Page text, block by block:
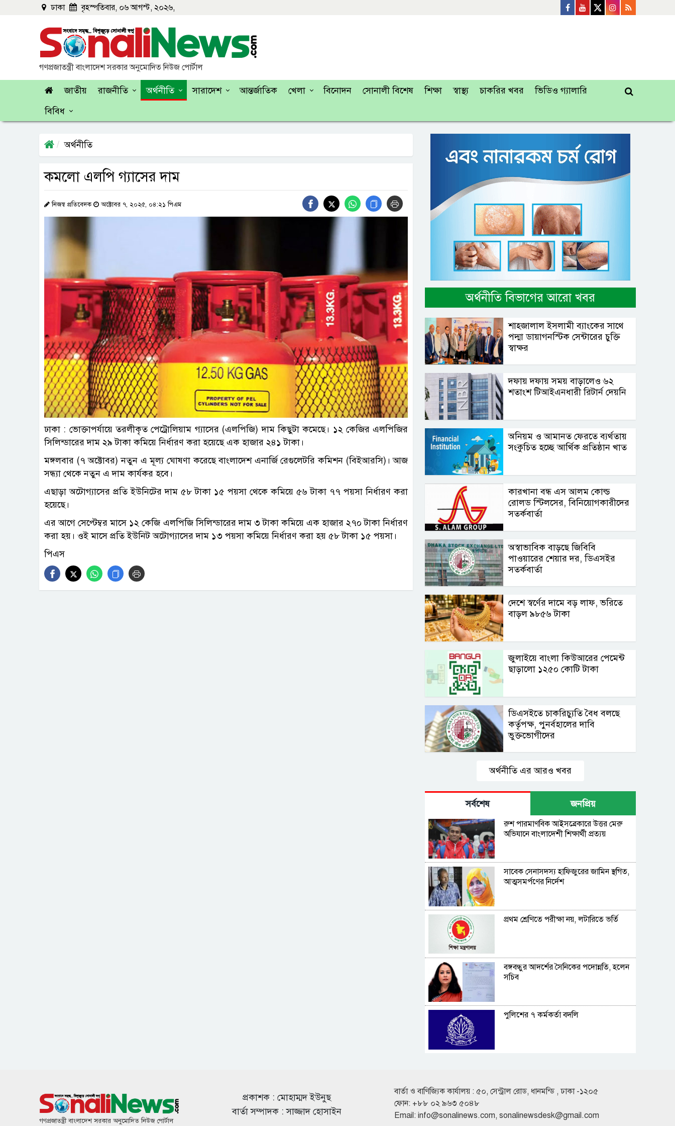
ঢাকা বৃহস্পতিবার, ০৬ আগস্ট, ২০২৬,
গণপ্রজাতন্ত্রী বাংলাদেশ সরকার অনুমোদিত নিউজ পোর্টাল
জাতীয় রাজনীতি অর্থনীতি সারাদেশ আন্তর্জাতিক খেলা বিনোদন সোনালী বিশেষ শিক্ষা স্বাস্থ্য চাকরির খবর
ভিডিও গ্যালারি
বিবিধ
অর্থনীতি
কমলো এলপি গ্যাসের দাম
নিজস্ব প্রতিবেদক অক্টোবর ৭, ২০২৫, ০৪:২১ পিএম
ছবি : সংগৃহীত
ঢাকা : ভোক্তাপর্যায়ে তরলীকৃত পেট্রোলিয়াম গ্যাসের (এলপিজি) দাম কিছুটা কমেছে। ১২ কেজির এলপিজির
সিলিন্ডারের দাম ২৯ টাকা কমিয়ে নির্ধারণ করা হয়েছে এক হাজার ২৪১ টাকা।
মঙ্গলবার (৭ অক্টোবর) নতুন এ মূল্য ঘোষণা করেছে বাংলাদেশ এনার্জি রেগুলেটরি কমিশন (বিইআরসি)। আজ
সন্ধ্যা থেকে নতুন এ দাম কার্যকর হবে।
এছাড়া অটোগ্যাসের প্রতি ইউনিটের দাম ৫৮ টাকা ১৫ পয়সা থেকে কমিয়ে ৫৬ টাকা ৭৭ পয়সা নির্ধারণ করা
হয়েছে।
এর আগে সেপ্টেম্বর মাসে ১২ কেজি এলপিজি সিলিন্ডারের দাম ৩ টাকা কমিয়ে এক হাজার ২৭০ টাকা নির্ধারণ
করা হয়। ওই মাসে প্রতি ইউনিট অটোগ্যাসের দাম ১৩ পয়সা কমিয়ে নির্ধারণ করা হয় ৫৮ টাকা ১৫ পয়সা।
পিএস
অর্থনীতি বিভাগের আরো খবর
শাহ্জালাল ইসলামী ব্যাংকের সাথে
পদ্মা ডায়াগনস্টিক সেন্টারের চুক্তি
স্বাক্ষর
দফায় দফায় সময় বাড়ালেও ৬২
শতাংশ টিআইএনধারী রিটার্ন দেয়নি
অনিয়ম ও আমানত ফেরতে ব্যর্থতায়
সংকুচিত হচ্ছে আর্থিক প্রতিষ্ঠান খাত
কারখানা বন্ধ এস আলম কোল্ড
রোলড স্টিলসের, বিনিয়োগকারীদের
সতর্কবার্তা
অস্বাভাবিক বাড়ছে জিবিবি
পাওয়ারের শেয়ার দর, ডিএসইর
সতর্কবার্তা
দেশে স্বর্ণের দামে বড় লাফ, ভরিতে
বাড়ল ৯৮৫৬ টাকা
জুলাইয়ে বাংলা কিউআরের পেমেন্ট
ছাড়ালো ১২৫০ কোটি টাকা
ডিএসইতে চাকরিচ্যুতি বৈধ বলছে
কর্তৃপক্ষ, পুনর্বহালের দাবি
ভুক্তভোগীদের
অর্থনীতি এর আরও খবর
সর্বশেষ জনপ্রিয়
রুশ পারমাণবিক আইসব্রেকারে উত্তর মেরু
অভিযানে বাংলাদেশী শিক্ষার্থী প্রত্যয়
সাবেক সেনাসদস্য হাফিজুরের জামিন স্থগিত,
আত্মসমর্পণের নির্দেশ
প্রথম শ্রেণিতে পরীক্ষা নয়, লটারিতে ভর্তি
বঙ্গবন্ধুর আদর্শের সৈনিকের পদোন্নতি, হলেন
সচিব
পুলিশের ৭ কর্মকর্তা বদলি
শাহ্জালাল ইসলামী ব্যাংকের সাথে পদ্মা
ডায়াগনস্টিক সেন্টারের চুক্তি স্বাক্ষর
গণপ্রজাতন্ত্রী বাংলাদেশ সরকার অনুমোদিত নিউজ পোর্টাল
প্রকাশক : মোহাম্মদ ইউনুছ
বার্তা সম্পাদক : সাজ্জাদ হোসাইন
বার্তা ও বাণিজ্যিক কার্যালয় : ৫০, সেন্ট্রাল রোড, ধানমন্ডি , ঢাকা -১২০৫
ফোন: +৮৮ ০২ ৯৬৩ ৫০৪৮
Email: info@sonalinews.com, sonalinewsdesk@gmail.com